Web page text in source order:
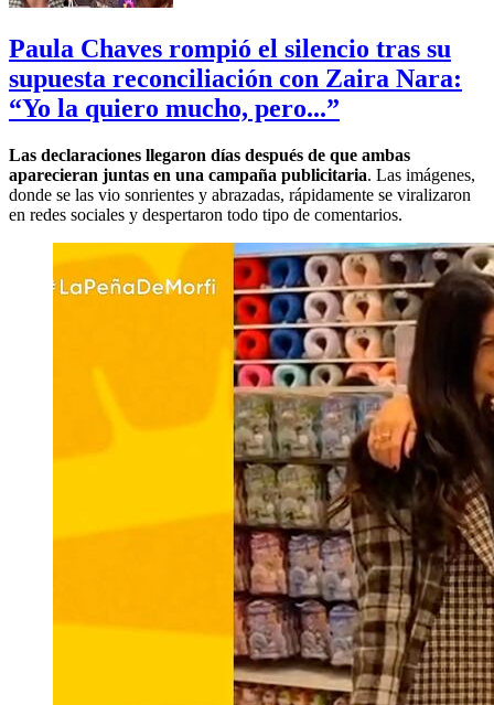
Paula Chaves rompió el silencio tras su
supuesta reconciliación con Zaira Nara:
“Yo la quiero mucho, pero...”
Las declaraciones llegaron días después de que ambas
aparecieran juntas en una campaña publicitaria. Las imágenes,
donde se las vio sonrientes y abrazadas, rápidamente se viralizaron
en redes sociales y despertaron todo tipo de comentarios.